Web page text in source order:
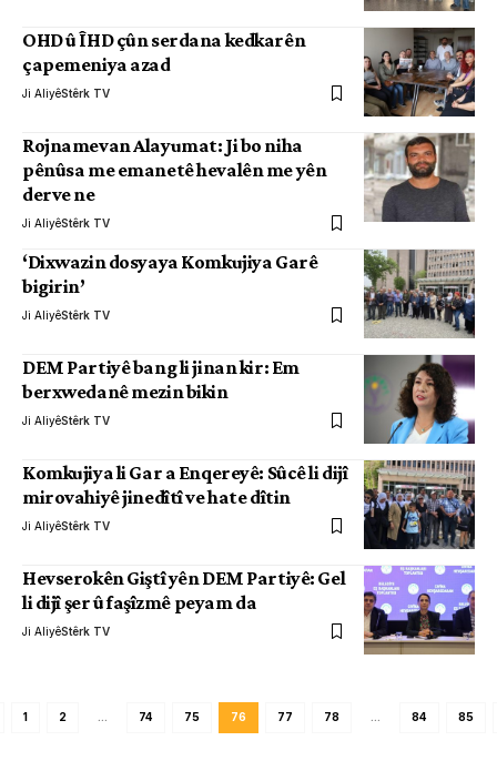
OHD û ÎHD çûn serdana kedkarên
çapemeniya azad
Ji AliyêStêrk TV
Rojnamevan Alayumat: Ji bo niha
pênûsa me emanetê hevalên me yên
derve ne
Ji AliyêStêrk TV
‘Dixwazin dosyaya Komkujiya Garê
bigirin’
Ji AliyêStêrk TV
DEM Partiyê bang li jinan kir: Em
berxwedanê mezin bikin
Ji AliyêStêrk TV
Komkujiya li Gar a Enqereyê: Sûcê li dijî
mirovahiyê jinedîtî ve hate dîtin
Ji AliyêStêrk TV
Hevserokên Giştî yên DEM Partiyê: Gel
li dijî şer û faşîzmê peyam da
Ji AliyêStêrk TV
1 2 74 75 76 77 78 84 85